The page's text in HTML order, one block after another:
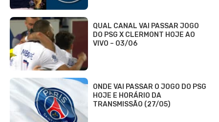
QUAL CANAL VAI PASSAR JOGO
DO PSG X CLERMONT HOJE AO
VIVO – 03/06
ONDE VAI PASSAR O JOGO DO PSG
HOJE E HORÁRIO DA
TRANSMISSÃO (27/05)